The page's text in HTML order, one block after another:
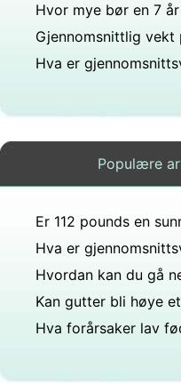
Populære
Hva forårsaker lav